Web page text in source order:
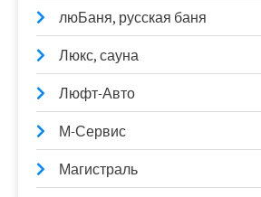
люБаня, русская баня
Люкс, сауна
Люфт-Авто
М-Сервис
Магистраль